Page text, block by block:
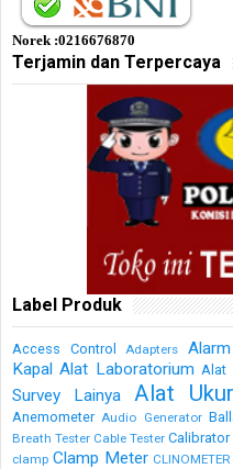
Norek :0216676870
Terjamin dan Terpercaya
Label Produk
Access Control Adapters
Kapal Alat Laboratorium Alat
Survey Lainya
Alat
Anemometer Audio Generator
Breath Tester Cable Tester Calibrator
clamp Clamp Meter CLINOMETER